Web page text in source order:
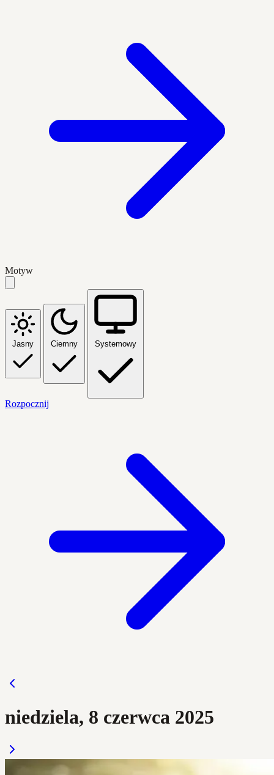
Motyw
Jasny Ciemny Systemowy
Rozpocznij
niedziela, 8 czerwca 2025